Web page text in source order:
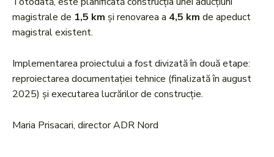
magistrale de 1,5 km și renovarea a 4,5 km de apeduct
magistral existent.
Implementarea proiectului a fost divizată în două etape:
reproiectarea documentației tehnice (finalizată în august
2025) și executarea lucrărilor de construcție.
Maria Prisacari, director ADR Nord